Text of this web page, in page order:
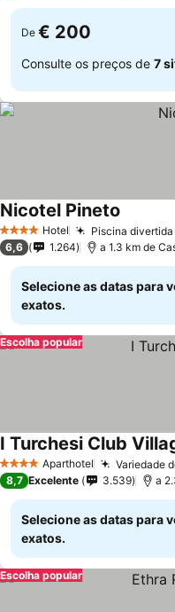
De € 200
Consulte os preços de 7
4 EstrelasHotel Piscina divertida
Nicotel Pineto
6,6 1.264 a 1.3 km de
Selecione as datas para
exatos.
Escolha popular
4 EstrelasAparthotel Variedade
I Turchesi Club
8,7 Excelente 3.539 a
Selecione as datas para
exatos.
Escolha popular